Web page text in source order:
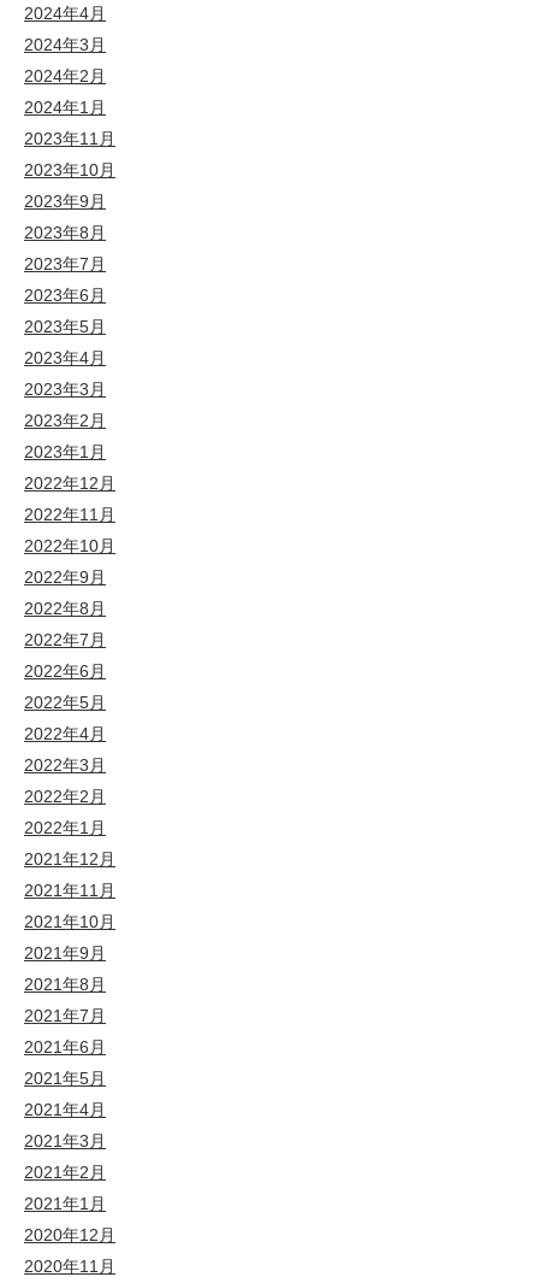
2024年4月
2024年3月
2024年2月
2024年1月
2023年11月
2023年10月
2023年9月
2023年8月
2023年7月
2023年6月
2023年5月
2023年4月
2023年3月
2023年2月
2023年1月
2022年12月
2022年11月
2022年10月
2022年9月
2022年8月
2022年7月
2022年6月
2022年5月
2022年4月
2022年3月
2022年2月
2022年1月
2021年12月
2021年11月
2021年10月
2021年9月
2021年8月
2021年7月
2021年6月
2021年5月
2021年4月
2021年3月
2021年2月
2021年1月
2020年12月
2020年11月